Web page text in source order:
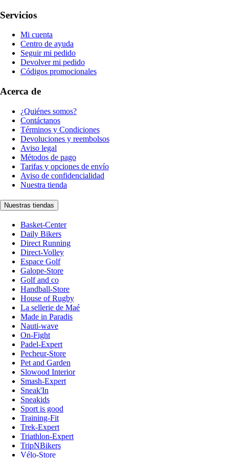
Servicios
Mi cuenta
Centro de ayuda
Seguir mi pedido
Devolver mi pedido
Códigos promocionales
Acerca de
¿Quiénes somos?
Contáctanos
Términos y Condiciones
Devoluciones y reembolsos
Aviso legal
Métodos de pago
Tarifas y opciones de envío
Aviso de confidencialidad
Nuestra tienda
Nuestras tiendas
Basket-Center
Daily Bikers
Direct Running
Direct-Volley
Espace Golf
Galope-Store
Golf and co
Handball-Store
House of Rugby
La sellerie de Maé
Made in Paradis
Nauti-wave
On-Fight
Padel-Expert
Pecheur-Store
Pet and Garden
Slowood Interior
Smash-Expert
Sneak'In
Sneakids
Sport is good
Training-Fit
Trek-Expert
Triathlon-Expert
TripNBikers
Vélo-Store